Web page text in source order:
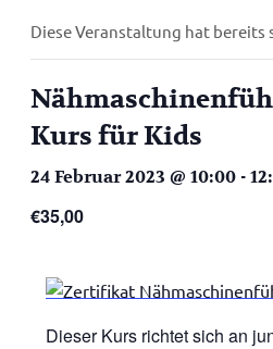
Diese Veranstaltung hat
Kurs für Kids
24 Februar 2023 @ 10:00-
€35,00
Dieser Kurs richtet sich an